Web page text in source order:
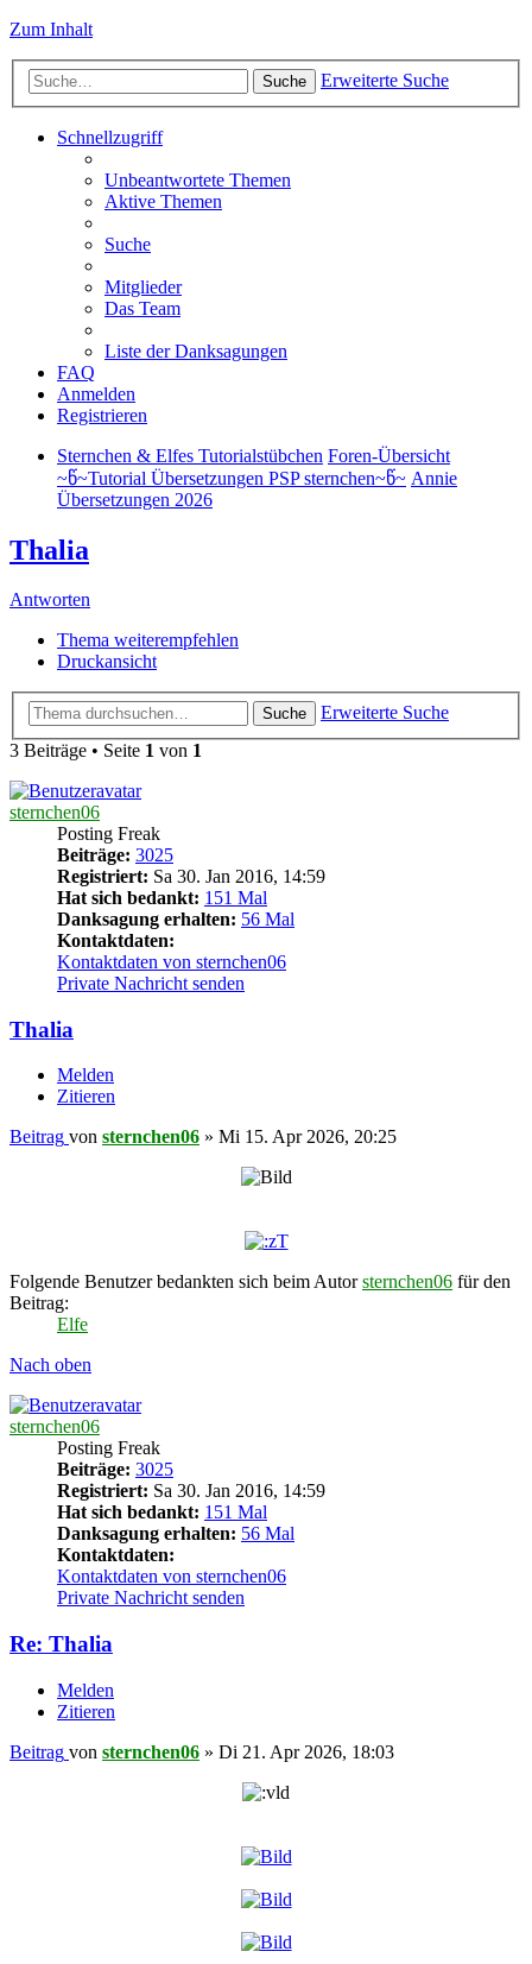
Zum Inhalt
Suche Erweiterte Suche
Schnellzugriff
Unbeantwortete Themen
Aktive Themen
Suche
Mitglieder
Das Team
Liste der Danksagungen
FAQ
Anmelden
Registrieren
Sternchen & Elfes Tutorialstübchen Foren-Übersicht
~წ~Tutorial Übersetzungen PSP sternchen~წ~ Annie
Übersetzungen 2026
Thalia
Antworten
Thema weiterempfehlen
Druckansicht
Suche
Erweiterte Suche
3 Beiträge • Seite 1 von 1
sternchen06
Posting Freak
Beiträge: 3025
Registriert: Sa 30. Jan 2016, 14:59
Hat sich bedankt: 151 Mal
Danksagung erhalten: 56 Mal
Kontaktdaten:
Kontaktdaten von sternchen06
Private Nachricht senden
Thalia
Melden
Zitieren
Beitrag von sternchen06 » Mi 15. Apr 2026, 20:25
Folgende Benutzer bedankten sich beim Autorsternchen06 für den
Beitrag:
Elfe
Nach oben
sternchen06
Posting Freak
Beiträge: 3025
Registriert: Sa 30. Jan 2016, 14:59
Hat sich bedankt: 151 Mal
Danksagung erhalten: 56 Mal
Kontaktdaten:
Kontaktdaten von sternchen06
Private Nachricht senden
Re: Thalia
Melden
Zitieren
Beitrag von sternchen06 » Di 21. Apr 2026, 18:03